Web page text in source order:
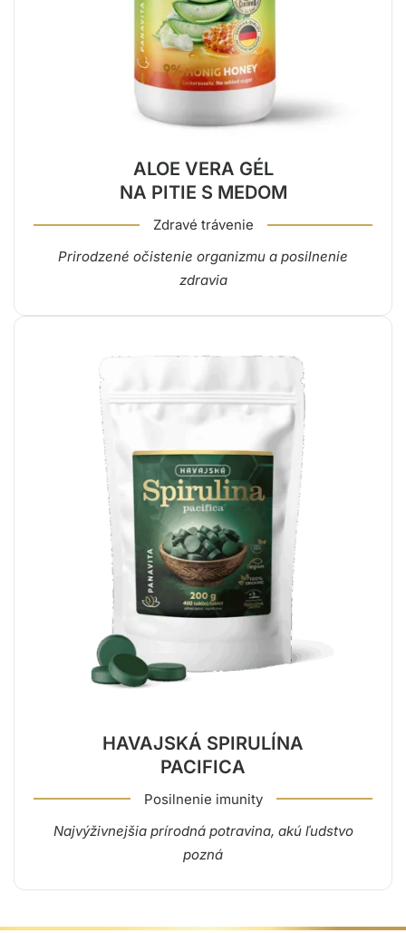
ALOE VERA GÉL
NA PITIE S MEDOM
Zdravé trávenie
Prirodzené očistenie organizmu a posilnenie
zdravia
HAVAJSKÁ SPIRULÍNA
PACIFICA
Posilnenie imunity
Najvýživnejšia prírodná potravina, akú ľudstvo
pozná